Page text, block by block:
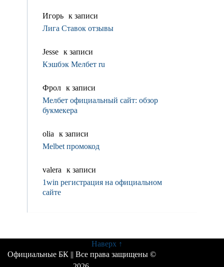
Игорь к записи
Лига Ставок отзывы
Jesse к записи
Кэшбэк Мелбет ru
Фрол к записи
Мелбет официальный сайт: обзор
букмекера
olia
к записи
Melbet промокод
valerа
к записи
1win регистрация на официальном
сайте
Официальные БК || Все права защищены ©
Наверх ↑